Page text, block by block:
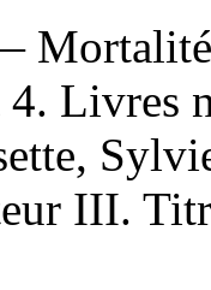
4. Livres
III.